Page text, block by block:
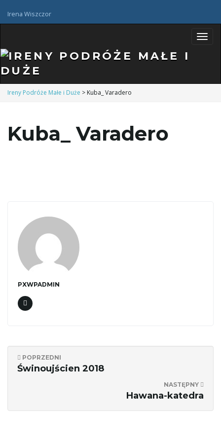
Irena Wiszczor
z
n
Ireny Podróże Małe i Duże > Kuba_ Varadero
Kuba_ Varadero
PXWPADMIN
POPRZEDNI
Świnoujścien 2018
NASTĘPNY
Hawana-katedra